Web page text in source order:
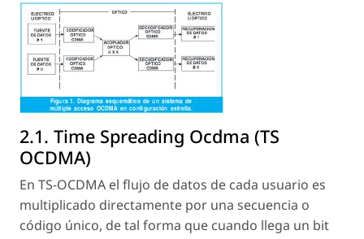
2.1. Time Spreading Ocdma (TS
OCDMA)
En TS-OCDMA el flujo de datos de cada usuario es
multiplicado directamente por una secuencia o
código único, de tal forma que cuando llega un bit